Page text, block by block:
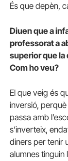
És que depèn,
Diuen que a
professorat a
superior que la
Com ho veu?
El que veig és
inversió,
passa amb
s’inverteix,
diners per tenir
alumnes tinguin